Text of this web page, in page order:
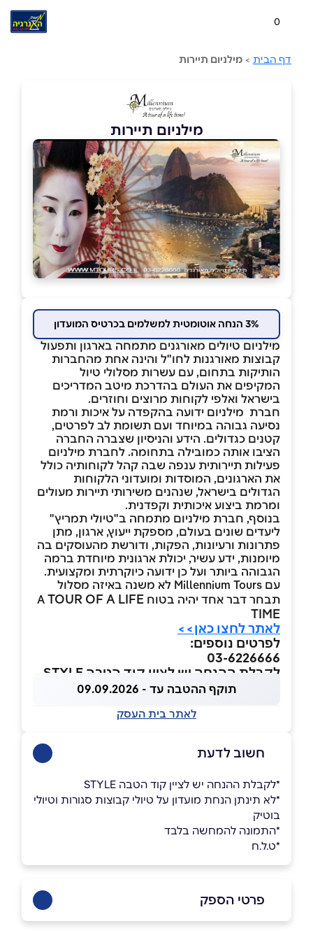
0
דף הבית > מילניום תיירות
מילניום תיירות
3% הנחה אוטומטית למשלמים בכרטיס המועדון
מילניום טיולים מאורגנים מתמחה בארגון ותפעול
קבוצות מאורגנות לחו"ל והינה אחת מהחברות
הותיקות בתחום, עם עשרות מסלולי טיול
המקיפים את העולם בהדרכת מיטב המדריכים
בישראל ואלפי לקוחות מרוצים וחוזרים.
חברת מילניום ידועה בהקפדה על איכות ורמת
נסיעה גבוהה במיוחד ועם תשומת לב לפרטים,
קטנים כגדולים. הידע והניסיון שצברה החברה
הציבו אותה כמובילה בתחומה. לחברת מילניום
פעילות תיירותית ענפה שבה קהל לקוחותיה כולל
את הארגונים, המוסדות ומועדוני הלקוחות
הגדולים בישראל, שנהנים משירותי תיירות מעולים
ומרמת ביצוע איכותית וקפדנית.
בנוסף, חברת מילניום מתמחה ב"טיולי תמריץ"
ליעדים שונים בעולם, מספקת ייעוץ, ארגון, מתן
פתרונות ורעיונות, הפקות, ודורשת מהעוסקים בה
מיומנות, ידע עשיר, יכולת ארגונית מיוחדת ברמה
הגבוהה ביותר ועל כן ידועה כיוקרתית ומקצועית.
עם Millennium Tours לא משנה באיזה מסלול
תבחר דבר אחד יהיה בטוח A TOUR OF A LIFE
TIME
לאתר לחצו כאן>>
לפרטים נוספים:
03-6226666
לקבלת ההנחה יש לציין קוד הטבה
תוקף ההטבה עד - 09.09.2026
לאתר בית העסק
חשוב לדעת
*לקבלת ההנחה יש לציין קוד הטבה STYLE
*לא תינתן הנחת מועדון על טיולי קבוצות סגורות וטיולי
בוטיק
*התמונה להמחשה בלבד
*ט.ל.ח
פרטי הספק